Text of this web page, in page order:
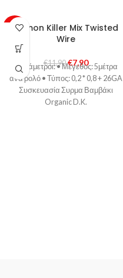
-34%Demon Killer Mix Twisted
Wire
€11,90 €7,90
Παράμετροι: • Μέγεθος: 5μέτρα
ανα ρολό • Τύπος: 0,2 * 0,8 + 26GA
Συσκευασία Συρμα Βαμβάκι
Organic D.K.